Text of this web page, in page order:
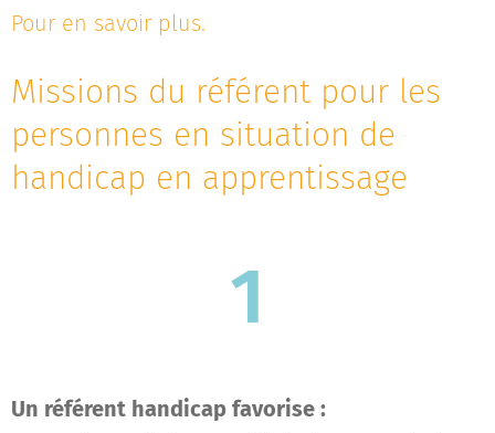
Pour en savoir plus.
Missions du référent pour les
personnes en situation de
handicap en apprentissage
1
Un référent handicap favorise :